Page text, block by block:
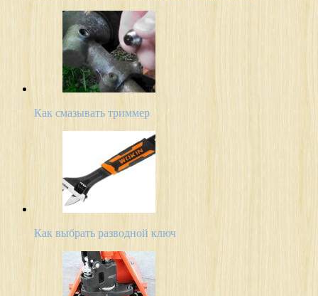
Как смазывать триммер
Как выбрать разводной ключ